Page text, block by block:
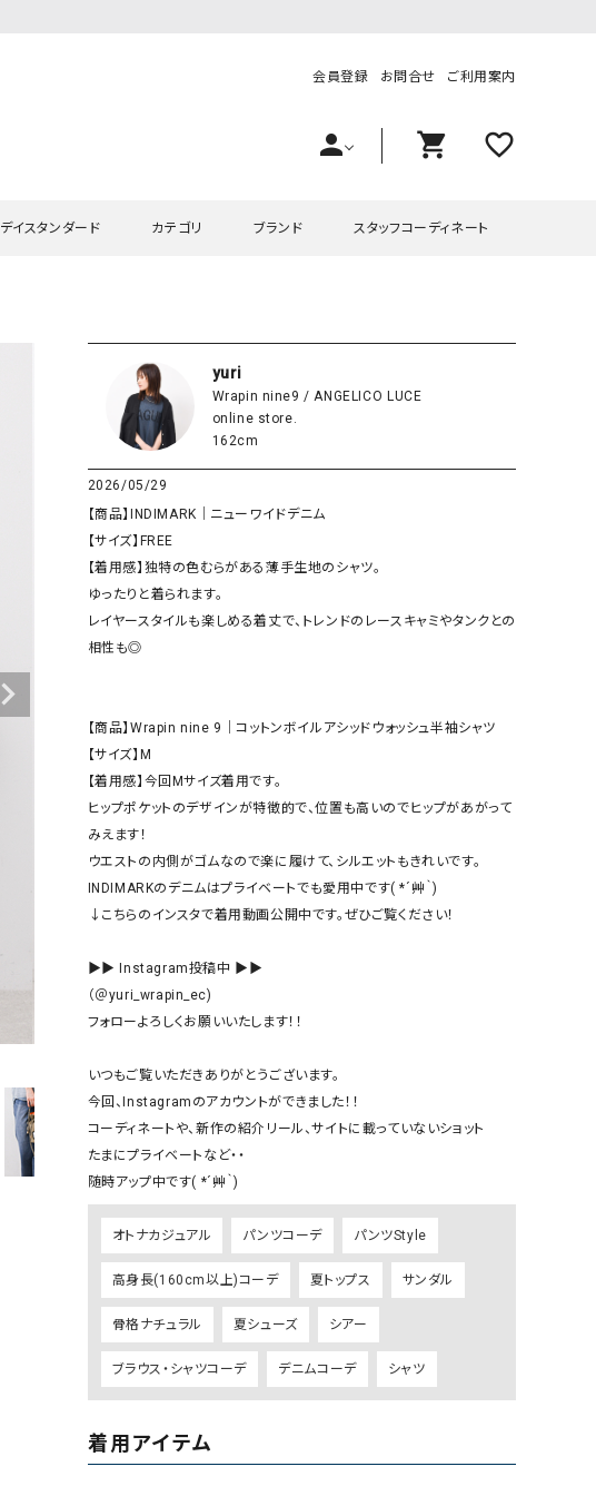
会員登録 お問合せ ご利用案内
person shopping_cart favorite_outline
デイスタンダード
チュニック
その他スカート
すべて見る
カテゴリ
ワンピース・チュニック
サロペット・オーバーオール
スカート
ジャケット・アウター
グッズ
サロペット・オーバーオール
グッズ
ブランド
ラッピンナイン/アンジェリコルーチェ
hagumu（ハグム）
her.（ハードット）
and quarter（アンドクウォーター） HUMS（ハムズ）
Our.（アワードット）
Wrapin nine9（ラッピンナイン）
1%（イチ パーセント） LAOCOONTE（ラオコンテ）
120%lino（ワンハンドレッドトゥエンティ
adidas（アディダス） Lallia Mu（ラリア ムー）
ASFVLT（アスファルト） mizuiro ind（ミズイロ イン
Antiquite's（アンティークス）
blue willow（ブルーウィロー）
CUBE SUGAR（キューブシュガー）
CONVERSE ALL STAR（コンバースオー
Risley（リズレー）
Champion（チャンピオン） RED CARD（レッドカード）
DENIM DUNGAREE（デニムダンガリー）
Deck（ディック） SUN VALLEY（サンバレー）
EVOL（イーボル）
SCOTCH&SODA（スコッチ
Emma Taylor（エマテイラー）
スタッフコーディネート
yuri
Wrapin nine9 / ANGELICO LUCE
online store.
162cm
2026/05/29
【商品】INDIMARK｜ニューワイドデニム
【サイズ】FREE
【着用感】独特の色むらがある薄手生地のシャツ。
ゆったりと着られます。
レイヤースタイルも楽しめる着丈で、トレンドのレースキャミやタンクとの
相性も◎
【商品】Wrapin nine 9｜コットンボイルアシッドウォッシュ半袖シャツ
【サイズ】M
【着用感】今回Mサイズ着用です。
ヒップポケットのデザインが特徴的で、位置も高いのでヒップがあがって
みえます！
ウエストの内側がゴムなので楽に履けて、シルエットもきれいです。
INDIMARKのデニムはプライベートでも愛用中です( *´艸｀)
↓こちらのインスタで着用動画公開中です。ぜひご覧ください！
▶▶ Instagram投稿中 ▶▶
（＠yuri_wrapin_ec)
フォローよろしくお願いいたします！！
いつもご覧いただきありがとうございます。
今回、Instagramのアカウントができました！！
コーディネートや、新作の紹介リール、サイトに載っていないショット
たまにプライベートなど・・
随時アップ中です( *´艸｀)
オトナカジュアル パンツコーデ パンツStyle
高身長(160cm以上)コーデ 夏トップス サンダル
骨格ナチュラル 夏シューズ シアー
ブラウス・シャツコーデ デニムコーデ シャツ
着用アイテム